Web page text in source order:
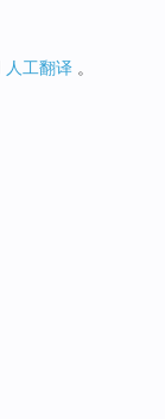
人工翻译 。